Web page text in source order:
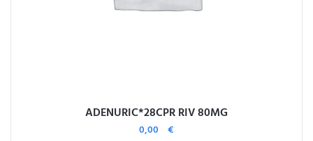
ADENURIC*28CPR RIV 80MG
0,00 €